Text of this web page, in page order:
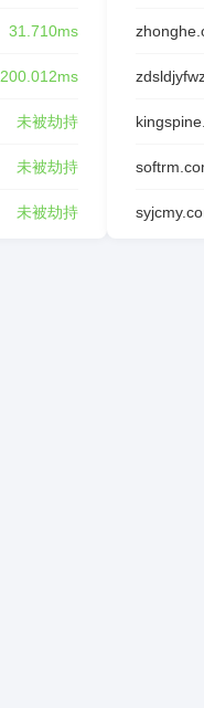
31.710ms
200.012ms
未被劫持
未被劫持
未被劫持